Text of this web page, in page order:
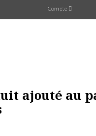
Compte
ajouté au